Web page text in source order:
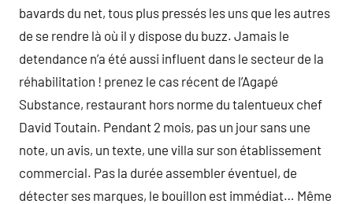
bavards du net, tous plus pressés les uns que les autres
de se rendre là où il y dispose du buzz. Jamais le
detendance n’a été aussi influent dans le secteur de la
réhabilitation ! prenez le cas récent de l’Agapé
Substance, restaurant hors norme du talentueux chef
David Toutain. Pendant 2 mois, pas un jour sans une
note, un avis, un texte, une villa sur son établissement
commercial. Pas la durée assembler éventuel, de
détecter ses marques, le bouillon est immédiat… Même